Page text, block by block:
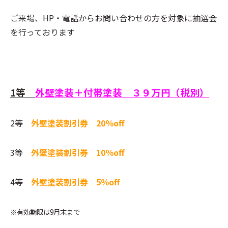
ご来場、HP・電話からお問い合わせの方を対象に抽選会
を行っております
1等 外壁塗装＋付帯塗装 ３９万円（税別）
2等 外壁塗装割引券 20％off
3等 外壁塗装割引券 10％off
4等 外壁塗装割引券 5％off
※有効期限は9月末まで